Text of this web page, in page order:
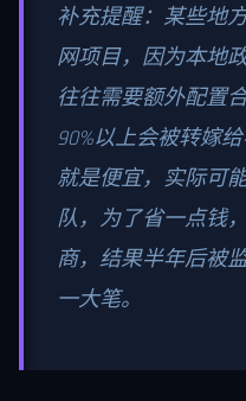
补充提醒：某些地
网项目，因为本地
往往需要额外配置
90%以上会被转嫁
就是便宜，实际可
队，为了省一点钱
商，结果半年后被
一大笔。